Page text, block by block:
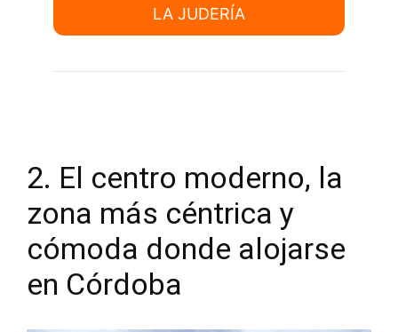
LA JUDERÍA
2. El centro moderno, la
zona más céntrica y
cómoda donde alojarse
en Córdoba